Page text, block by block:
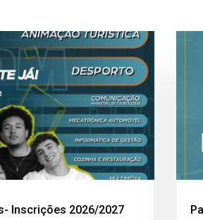
Inscrições 2026/2027